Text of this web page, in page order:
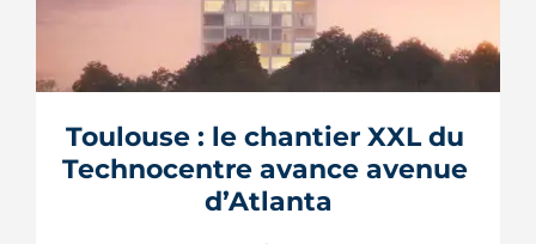
Toulouse : le chantier XXL du
Technocentre avance avenue
d’Atlanta